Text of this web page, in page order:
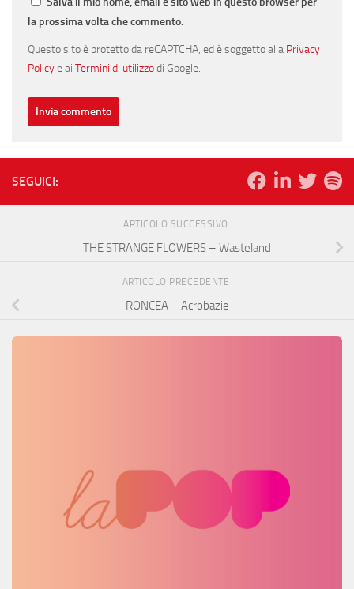
la prossima volta che commento.
Questo sito è protetto da reCAPTCHA, ed è soggetto alla Privacy
Policye ai Termini di utilizzodi Google.
SEGUICI:
ARTICOLO SUCCESSIVO
THE STRANGE FLOWERS – Wasteland
ARTICOLO PRECEDENTE
RONCEA – Acrobazie